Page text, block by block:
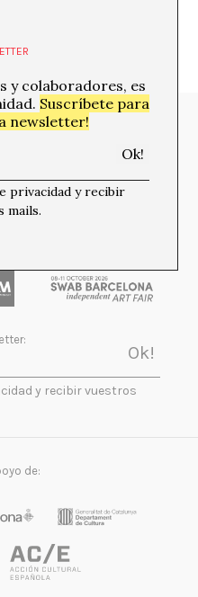
y recibir vuestros
de:
y colaboradores, es
Suscríbete para
newsletter!
privacidad y recibir
mails.